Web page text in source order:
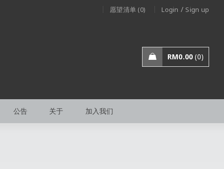
愿望清单 (0) Login / Sign up
RM0.00 0
公告 关于 加入我们